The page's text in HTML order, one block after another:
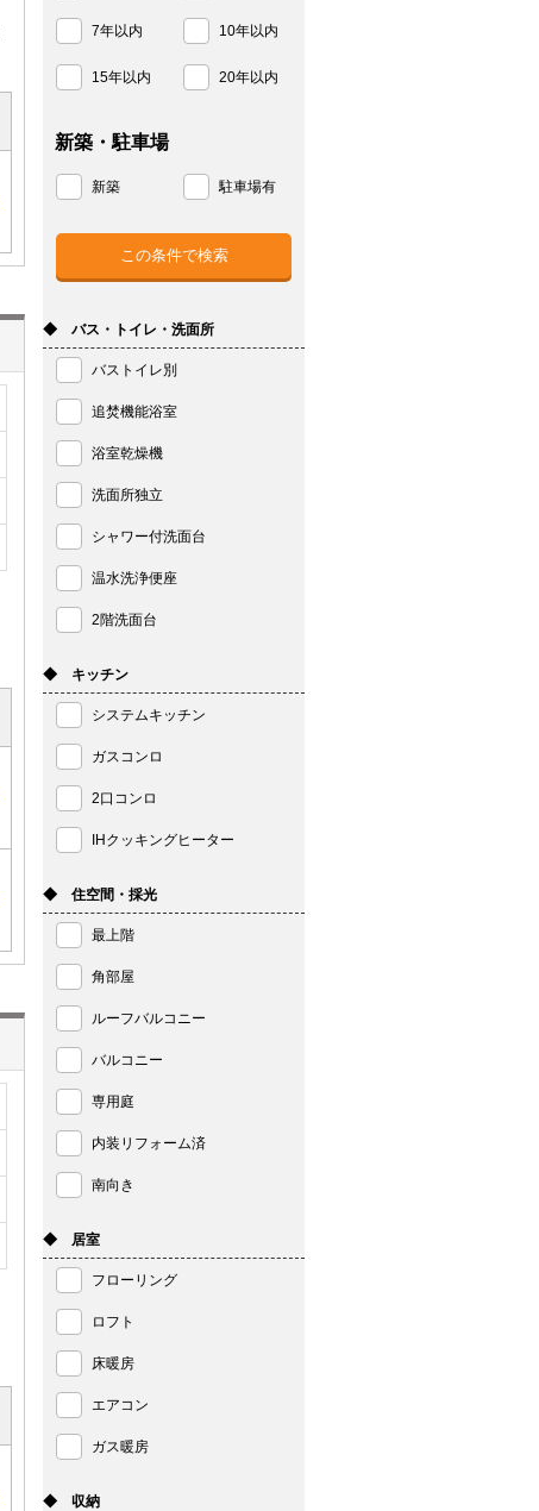
7年以内 10年以内
15年以内 20年以内
新築・駐車場
新築 駐車場有
◆ バス・トイレ・洗面所
バストイレ別
追焚機能浴室
浴室乾燥機
洗面所独立
シャワー付洗面台
温水洗浄便座
2階洗面台
◆ キッチン
システムキッチン
ガスコンロ
2口コンロ
IHクッキングヒーター
◆ 住空間・採光
最上階
角部屋
ルーフバルコニー
バルコニー
専用庭
内装リフォーム済
南向き
◆ 居室
フローリング
ロフト
床暖房
エアコン
ガス暖房
◆ 収納